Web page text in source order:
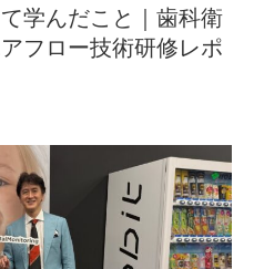
学んだこと｜歯科衛
フロー技術研修レポ